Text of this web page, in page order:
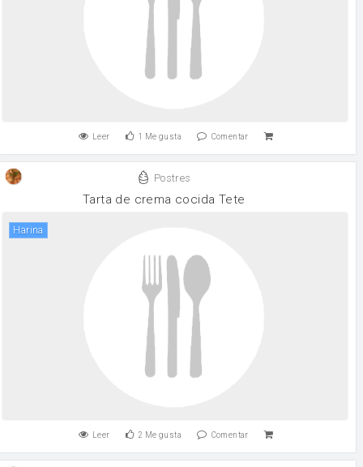
Leer 1 Me gusta Comentar
Postres
Tarta de crema cocida Tete
harina
Leer 2 Me gusta Comentar